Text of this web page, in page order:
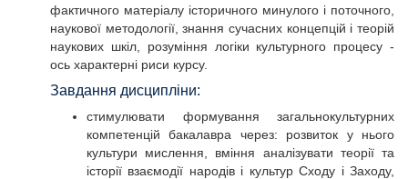
фактичного матеріалу історичного минулого і поточного,
наукової методології, знання сучасних концепцій і теорій
наукових шкіл, розуміння логіки культурного процесу -
ось характерні риси курсу.
Завдання дисципліни:
стимулювати формування загальнокультурних
компетенцій бакалавра через: розвиток у нього
культури мислення, вміння аналізувати теорії та
історії взаємодії народів і культур Сходу і Заходу,